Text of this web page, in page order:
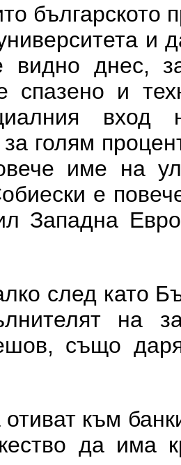
българското
и
видно днес,
и
вход
голям
име на
е
Западна
след като
на
също
към
да има